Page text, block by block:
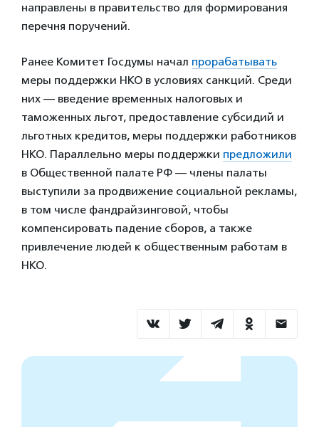
направлены в правительство для формирования
перечня поручений.
Ранее Комитет Госдумы начал прорабатывать
меры поддержки НКО в условиях санкций. Среди
них — введение временных налоговых и
таможенных льгот, предоставление субсидий и
льготных кредитов, меры поддержки работников
НКО. Параллельно меры поддержки предложили
в Общественной палате РФ — члены палаты
выступили за продвижение социальной рекламы,
в том числе фандрайзинговой, чтобы
компенсировать падение сборов, а также
привлечение людей к общественным работам в
НКО.